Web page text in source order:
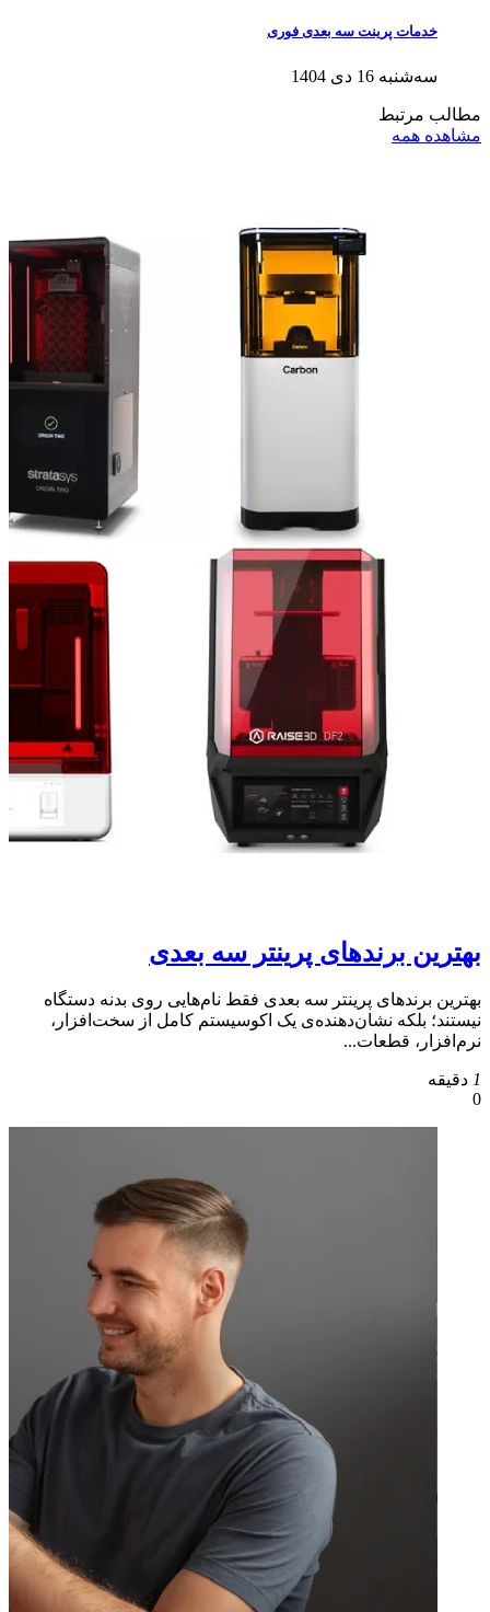
خدمات پرینت سه بعدی فوری
سه‌شنبه 16 دی 1404
مطالب مرتبط
مشاهده همه
بهترین برندهای پرینتر سه بعدی
بهترین برندهای پرینتر سه بعدی فقط نام‌هایی روی بدنه دستگاه
نیستند؛ بلکه نشان‌دهنده‌ی یک اکوسیستم کامل از سخت‌افزار،
نرم‌افزار، قطعات...
1 دقیقه
0